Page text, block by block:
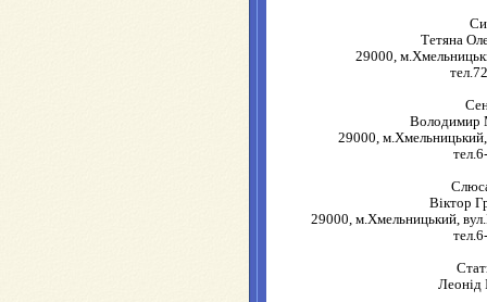
Тетяна
29000,
Володимир
29000, м.Хмельницький,
Віктор
29000, м.Хмельницький,
Леонід